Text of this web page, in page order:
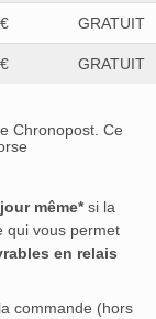
GRATUIT
GRATUIT
Chronopost. Ce
même*si la
qui vous permet
en relais
commande (hors